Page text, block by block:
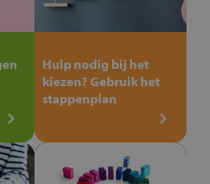
Hulp nodig bij het
kiezen? Gebruik het
stappenplan